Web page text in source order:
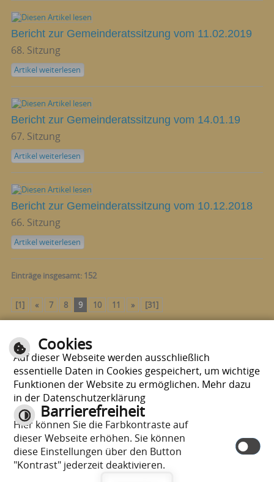
Bericht zur Gemeinderatssitzung vom 11.02.2019
68. Sitzung
Artikel weiterlesen
Bericht zur Gemeinderatssitzung vom 14.01.19
67. Sitzung
Artikel weiterlesen
Bericht zur Gemeinderatssitzung vom 10.12.2018
66. Sitzung
Artikel weiterlesen
Einträge insgesamt: 152
[1] « 7 8 9 10 11 » [31]
Seite drucken
E-Mail schreiben| Sitemap|Impressum |Datenschutzerklärung
Datenschutzhinweise
Cookies
Auf dieser Webseite werden ausschließlich
essentielle Daten in Cookies gespeichert, um wichtige
Funktionen der Website zu ermöglichen. Mehr dazu
in der Datenschutzerklärung
Barrierefreiheit
Hier können Sie die Farbkontraste auf
dieser Webseite erhöhen. Sie können
diese Einstellungen über den Button
"Kontrast" jederzeit deaktivieren.